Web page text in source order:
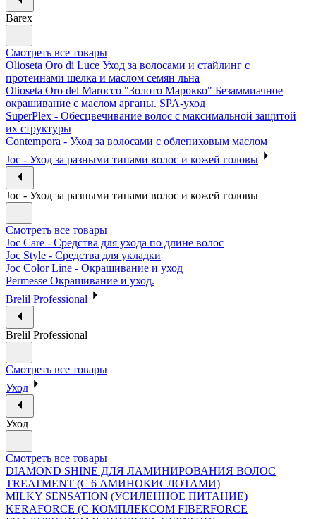
Barex
Смотреть все товары
Olioseta Oro di Luce Уход за волосами и стайлинг с
протеинами шелка и маслом семян льна
Olioseta Oro del Marocco "Золото Марокко" Безаммиачное
окрашивание с маслом арганы. SPA-уход
SuperPlex - Обесцвечивание волос с максимальной защитой
их структуры
Contempora - Уход за волосами с облепиховым маслом
Joc - Уход за разными типами волос и кожей головы
Joc - Уход за разными типами волос и кожей головы
Смотреть все товары
Joc Care - Средства для ухода по длине волос
Joc Style - Средства для укладки
Joc Color Line - Окрашивание и уход
Permesse Окрашивание и уход.
Brelil Professional
Brelil Professional
Смотреть все товары
Уход
Уход
Смотреть все товары
DIAMOND SHINE ДЛЯ ЛАМИНИРОВАНИЯ ВОЛОС
TREATMENT (С 6 АМИНОКИСЛОТАМИ)
MILKY SENSATION (УСИЛЕННОЕ ПИТАНИЕ)
KERAFORCE (С КОМПЛЕКСОМ FIBERFORCE